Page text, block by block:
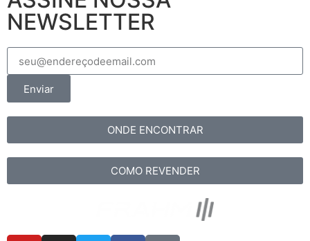
NEWSLETTER
Enviar
ONDE ENCONTRAR
COMO REVENDER